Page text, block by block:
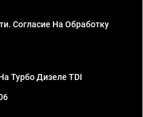
Согласие На Обработку
Турбо Дизеле TDI